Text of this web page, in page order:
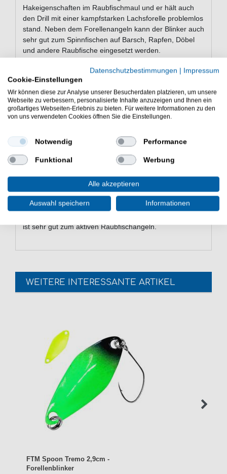
Hakeigenschaften im Raubfischmaul und er hält auch
den Drill mit einer kampfstarken Lachsforelle problemlos
stand. Neben dem Forellenangeln kann der Blinker auch
sehr gut zum Spinnfischen auf Barsch, Rapfen, Döbel
und andere Raubfische eingesetzt werden.
Eigenschaften des Oldstream
Forellenblinker
Forellenblinker zum Spinnfischen auf Forellen
Köderlauf
scharfer Drillingshaken
Lieferumfang: 1 Forellenblinker in gewählter
Der Oldstream Forellenblinker eignet sich sehr gut zum
ist sehr gut zum aktiven Raubfischangeln.
WEITERE INTERESSANTE ARTIKEL
FTM Spoon Tremo 2,9cm -
Forellenblinker
Datenschutzbestimmungen | Impressum
Cookie-Einstellungen
Wir können diese zur Analyse unserer Besucherdaten platzieren, um unsere
Webseite zu verbessern, personalisierte Inhalte anzuzeigen und Ihnen ein
großartiges Webseiten-Erlebnis zu bieten. Für weitere Informationen zu den
von uns verwendeten Cookies öffnen Sie die Einstellungen.
Notwendig Performance
Funktional Werbung
Alle akzeptieren
Auswahl speichern Informationen